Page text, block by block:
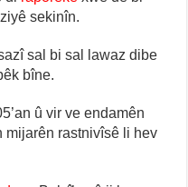
sekinîn.
sal bi sal lawaz dibe
bîne.
û vir ve endamên
mijarên rastnivîsê li hev